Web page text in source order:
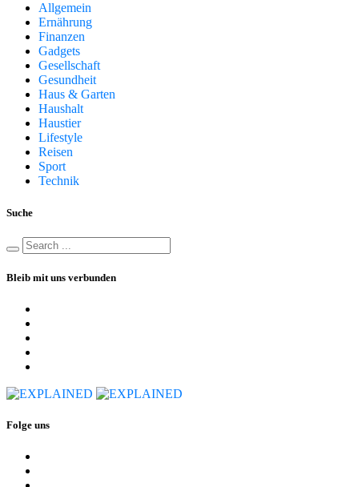
Allgemein
Ernährung
Finanzen
Gadgets
Gesellschaft
Gesundheit
Haus & Garten
Haushalt
Haustier
Lifestyle
Reisen
Sport
Technik
Suche
Bleib mit uns verbunden
Folge uns